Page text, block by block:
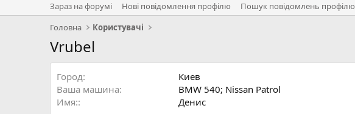
Зараз на форумі Нові повідомлення профілю
Пошук повідомлень профілю
Головна
Користувачі
Vrubel
Город
Киев
Ваша машина
BMW 540; Nissan Patrol
Имя:
Денис